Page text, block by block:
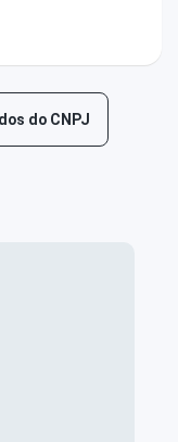
do CNPJ